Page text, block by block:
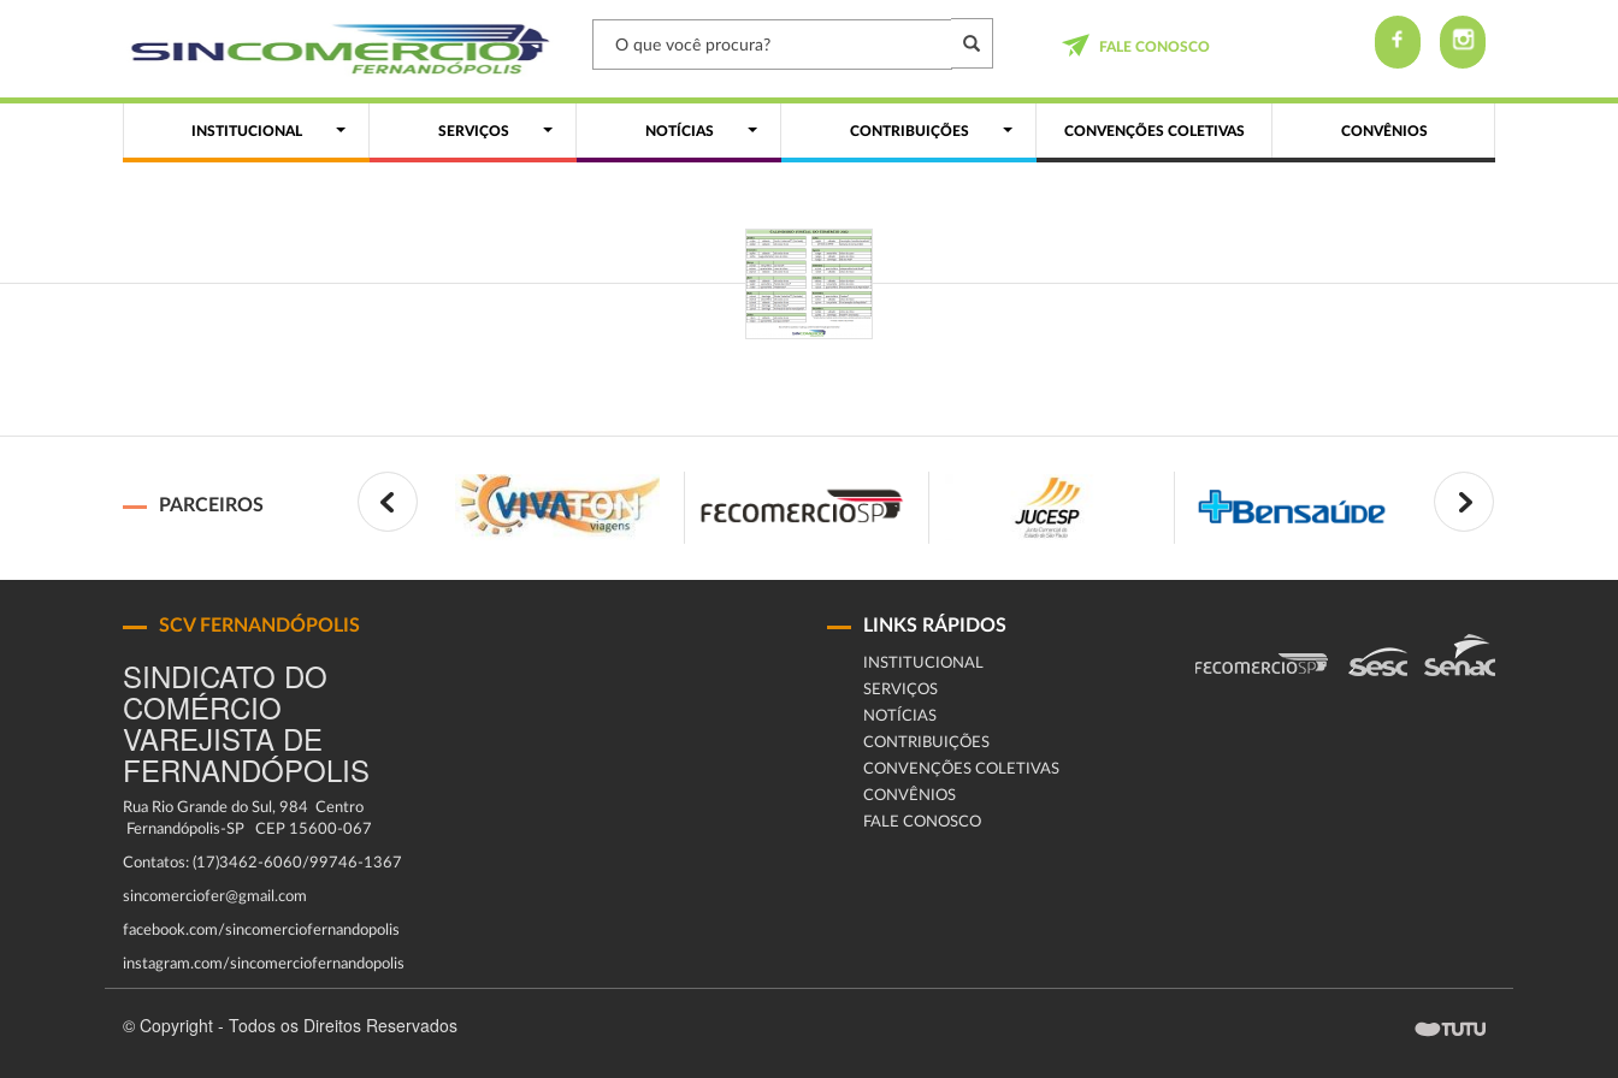
FALE CONOSCO
INSTITUCIONAL SERVIÇOS NOTÍCIAS CONTRIBUIÇÕES CONVENÇÕES COLETIVAS CONVÊNIOS
PARCEIROS
SCV FERNANDÓPOLIS
SINDICATO DO
COMÉRCIO
VAREJISTA DE
FERNANDÓPOLIS
Rua Rio Grande do Sul, 984 Centro
Fernandópolis-SP CEP 15600-067
Contatos: (17)3462-6060/99746-1367
sincomerciofer@gmail.com
facebook.com/sincomerciofernandopolis
instagram.com/sincomerciofernandopolis
LINKS RÁPIDOS
INSTITUCIONAL
SERVIÇOS
NOTÍCIAS
CONTRIBUIÇÕES
CONVENÇÕES COLETIVAS
CONVÊNIOS
FALE CONOSCO
© Copyright - Todos os Direitos Reservados